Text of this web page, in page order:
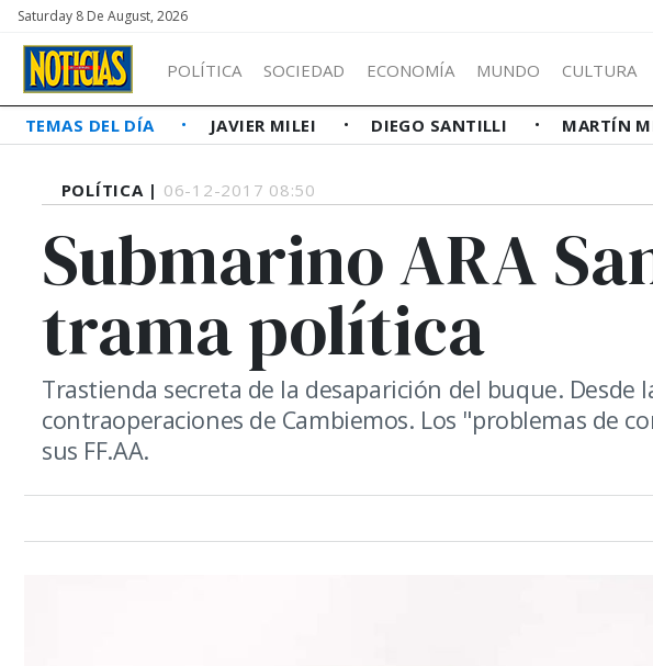
Saturday 8 De August, 2026
POLÍTICA SOCIEDAD ECONOMÍA MUNDO CULTURA
TEMAS DEL DÍA JAVIER MILEI DIEGO SANTILLI MARTÍN
POLÍTICA | 06-12-2017 08:50
Submarino ARA
trama política
Trastienda secreta de la desaparición del buque. Desde
contraoperaciones de Cambiemos. Los "problemas de
sus FF.AA.